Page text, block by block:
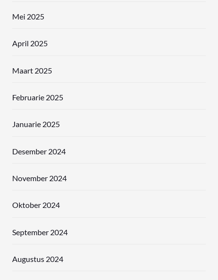
Mei 2025
April 2025
Maart 2025
Februarie 2025
Januarie 2025
Desember 2024
November 2024
Oktober 2024
September 2024
Augustus 2024